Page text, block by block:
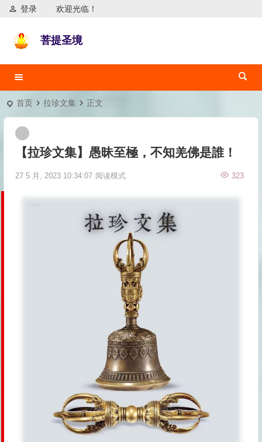
欢迎光临！
登录
菩提圣境
首页 拉珍文集 正文
【拉珍文集】愚昧至極，不知羌佛是誰！
27 5 月, 2023 10:34:07 323
阅读模式